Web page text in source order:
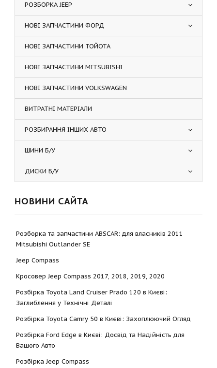
РОЗБОРКА JEEP
НОВІ ЗАПЧАСТИНИ ФОРД
НОВІ ЗАПЧАСТИНИ ТОЙОТА
НОВІ ЗАПЧАСТИНИ MITSUBISHI
НОВІ ЗАПЧАСТИНИ VOLKSWAGEN
ВИТРАТНІ МАТЕРІАЛИ
РОЗБИРАННЯ ІНШИХ АВТО
ШИНИ Б/У
ДИСКИ Б/У
НОВИНИ САЙТА
Розборка та запчастини ABSCAR: для власників 2011
Mitsubishi Outlander SE
Jeep Compass
Кросовер Jeep Compass 2017, 2018, 2019, 2020
Розбірка Toyota Land Cruiser Prado 120 в Києві:
Заглиблення у Технічні Деталі
Розбірка Toyota Camry 50 в Києві: Захоплюючий Огляд
Розбірка Ford Edge в Києві: Досвід та Надійність для
Вашого Авто
Розбірка Jeep Compass